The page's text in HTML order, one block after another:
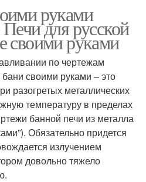
Камни для бани
руками
для русской
своими руками
по чертежам
своими руками – это
разогретых металлических
температуру в пределах
банной печи из металла
Обязательно придется
излучением
довольно тяжело